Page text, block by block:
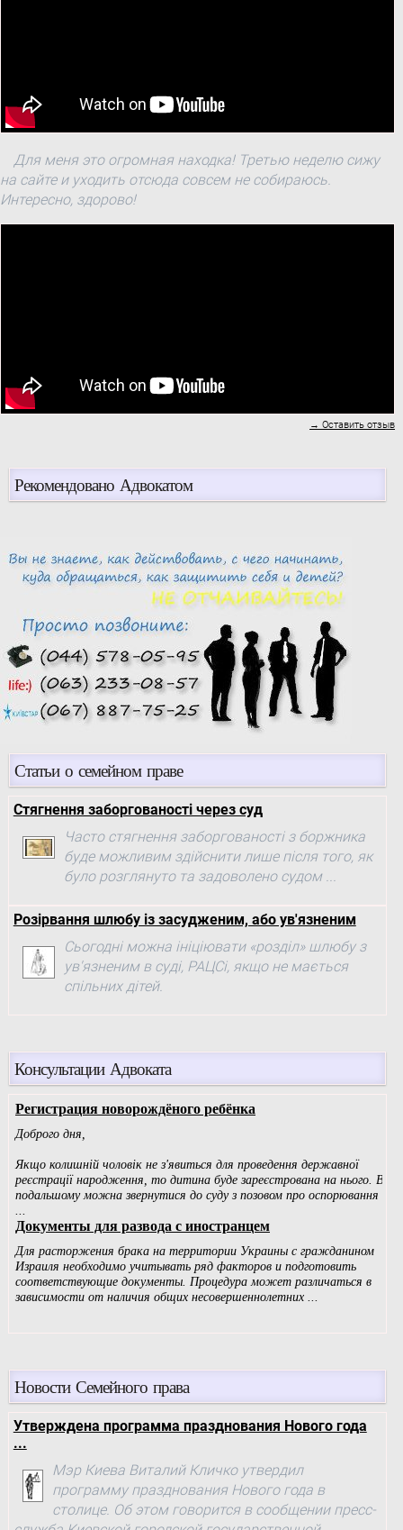
Для меня это огромная находка! Третью неделю сижу
на сайте и уходить отсюда совсем не собираюсь.
Интересно, здорово!
→ Оставить отзыв
Рекомендовано Адвокатом
Статьи о семейном праве
Стягнення заборгованості через суд
Часто стягнення заборгованості з боржника
буде можливим здійснити лише після того, як
було розглянуто та задоволено судом ...
Розірвання шлюбу із засудженим, або ув'язненим
Сьогодні можна ініціювати «розділ» шлюбу з
ув'язненим в суді, РАЦСі, якщо не мається
спільних дітей.
Консультации Адвоката
Новости Семейного права
Утверждена программа празднования Нового года
...
Мэр Киева Виталий Кличко утвердил
программу празднования Нового года в
столице. Об этом говорится в сообщении пресс-